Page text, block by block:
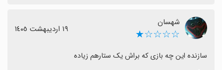
شهسان
☆☆☆☆★ ١٩ اردیبهشت ١٤٠٥
سازنده این چه بازی که براش یک ستارهم زیاده